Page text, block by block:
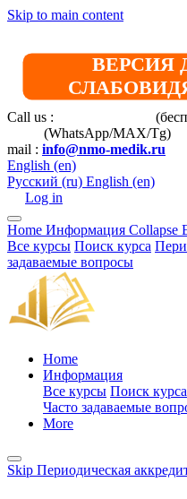
Skip to main content
ВЕРСИЯ
Call us :
(WhatsApp/MAX/Tg)
mail : info@nmo-medik.ru
English ‎(en)‎
Русский ‎(ru)‎ English ‎(en)‎
Log in
Home Информация Collapse
Все курсы Поиск курса
задаваемые вопросы
Home
Информация
Все курсы Поиск курса
Часто задаваемые
More
Skip Периодическая